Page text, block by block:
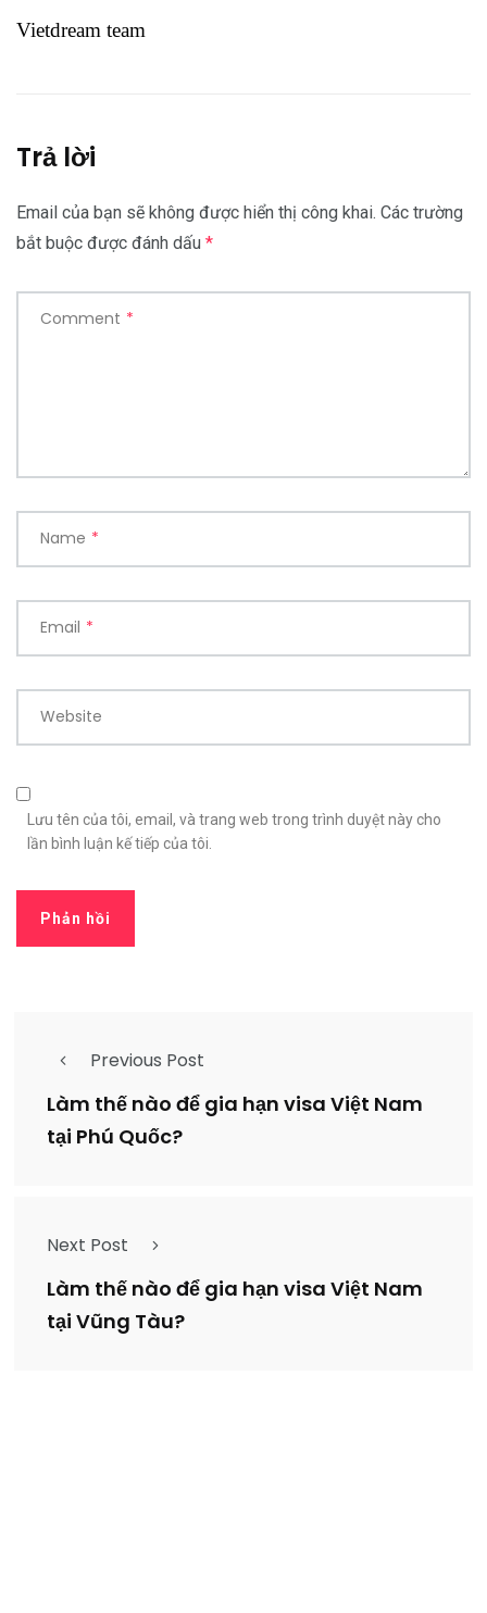
Vietdream team
Trả lời
Email của bạn sẽ không được hiển thị công khai. Các trường
bắt buộc được đánh dấu *
Comment *
Name *
Email *
Website
Lưu tên của tôi, email, và trang web trong trình duyệt này cho
lần bình luận kế tiếp của tôi.
Previous Post
Làm thế nào để gia hạn visa Việt Nam
tại Phú Quốc?
Next Post
Làm thế nào để gia hạn visa Việt Nam
tại Vũng Tàu?